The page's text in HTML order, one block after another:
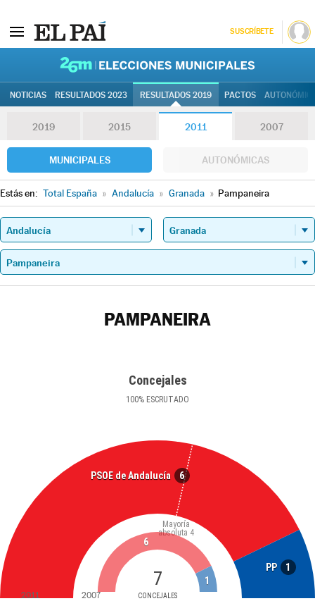
SUSCRÍBETE
NOTICIAS RESULTADOS 2023 RESULTADOS 2019 PACTOS
2019 2015 2011 2007
MUNICIPALES AUTONÓMICAS
Estás en: Total España » Andalucía » Granada » Pampaneira
PAMPANEIRA
Concejales
100% ESCRUTADO
PSOE de Andalucía 6
PP 1
7
CONCEJALES
Mayoría
absoluta 4
6
1
2011 2007